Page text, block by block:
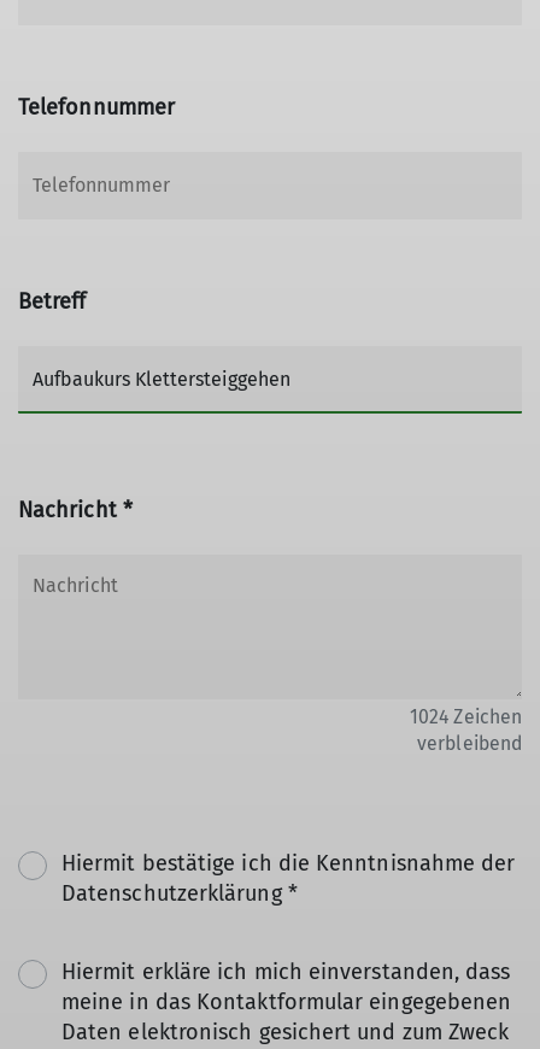
Telefonnummer
Betreff
Nachricht *
1024 Zeichen
verbleibend
Hiermit bestätige ich die Kenntnisnahme der
Datenschutzerklärung *
Hiermit erkläre ich mich einverstanden, dass
meine in das Kontaktformular eingegebenen
Daten elektronisch gesichert und zum Zweck